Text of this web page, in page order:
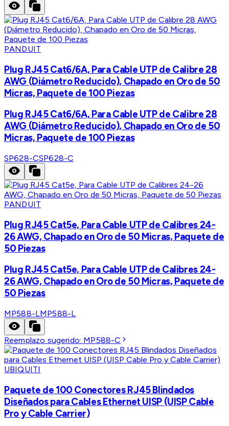
PANDUIT
Plug RJ45 Cat6/6A, Para Cable UTP de Calibre 28
AWG (Diámetro Reducido), Chapado en Oro de 50
Micras, Paquete de 100 Piezas
Plug RJ45 Cat6/6A, Para Cable UTP de Calibre 28
AWG (Diámetro Reducido), Chapado en Oro de 50
Micras, Paquete de 100 Piezas
SP628-CSP628-C
PANDUIT
Plug RJ45 Cat5e, Para Cable UTP de Calibres 24-
26 AWG, Chapado en Oro de 50 Micras, Paquete de
50 Piezas
Plug RJ45 Cat5e, Para Cable UTP de Calibres 24-
26 AWG, Chapado en Oro de 50 Micras, Paquete de
50 Piezas
MP588-LMP588-L
Reemplazo sugerido: MP588-C
UBIQUITI
Paquete de 100 Conectores RJ45 Blindados
Diseñados para Cables Ethernet UISP (UISP Cable
Pro y Cable Carrier)